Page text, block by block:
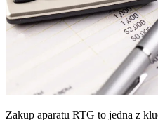
Zakup aparatu RTG to jedna z